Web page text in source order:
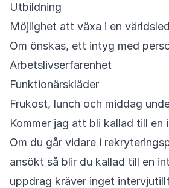
Utbildning
Möjlighet att växa i en
Om önskas, ett intyg med
Arbetslivserfarenhet
Funktionärskläder
Frukost, lunch och middag
Kommer jag att bli kallad till en
Om du går vidare i
ansökt så blir du kallad till en
uppdrag kräver inget